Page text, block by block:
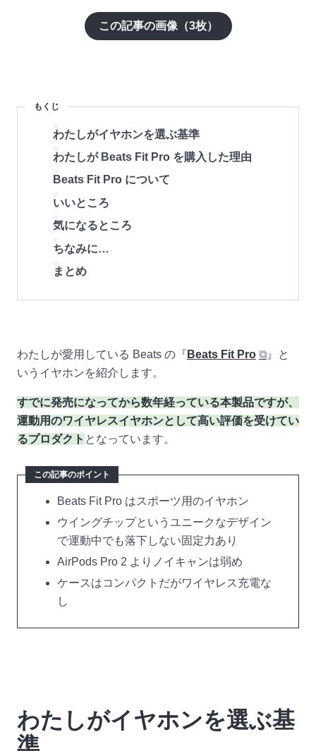
この記事の画像（3枚）
もくじ
わたしがイヤホンを選ぶ基準
わたしが Beats Fit Pro を購入した理由
Beats Fit Pro について
いいところ
気になるところ
ちなみに…
まとめ
わたしが愛用している Beats の『 Beats Fit Pro ⧉』と
いうイヤホンを紹介します。
すでに発売になってから数年経っている本製品ですが、
運動用のワイヤレスイヤホンとして高い評価を受けてい
るプロダクト となっています。
この記事のポイント
Beats Fit Pro はスポーツ用のイヤホン
ウイングチップというユニークなデザイン
で運動中でも落下しない固定力あり
AirPods Pro 2 よりノイキャンは弱め
ケースはコンパクトだがワイヤレス充電な
し
わたしがイヤホンを選ぶ基
準